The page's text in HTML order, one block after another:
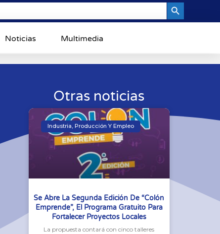
Noticias Multimedia
Otras noticias
Industria, Producción Y Empleo
Se Abre La Segunda Edición De “Colón
Emprende”, El Programa Gratuito Para
Fortalecer Proyectos Locales
La propuesta contará con cinco talleres